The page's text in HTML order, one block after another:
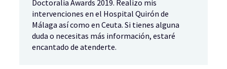
Doctoralia Awards 2019. Realizo mis
intervenciones en el Hospital Quirón de
Málaga así como en Ceuta. Si tienes alguna
duda o necesitas más información, estaré
encantado de atenderte.